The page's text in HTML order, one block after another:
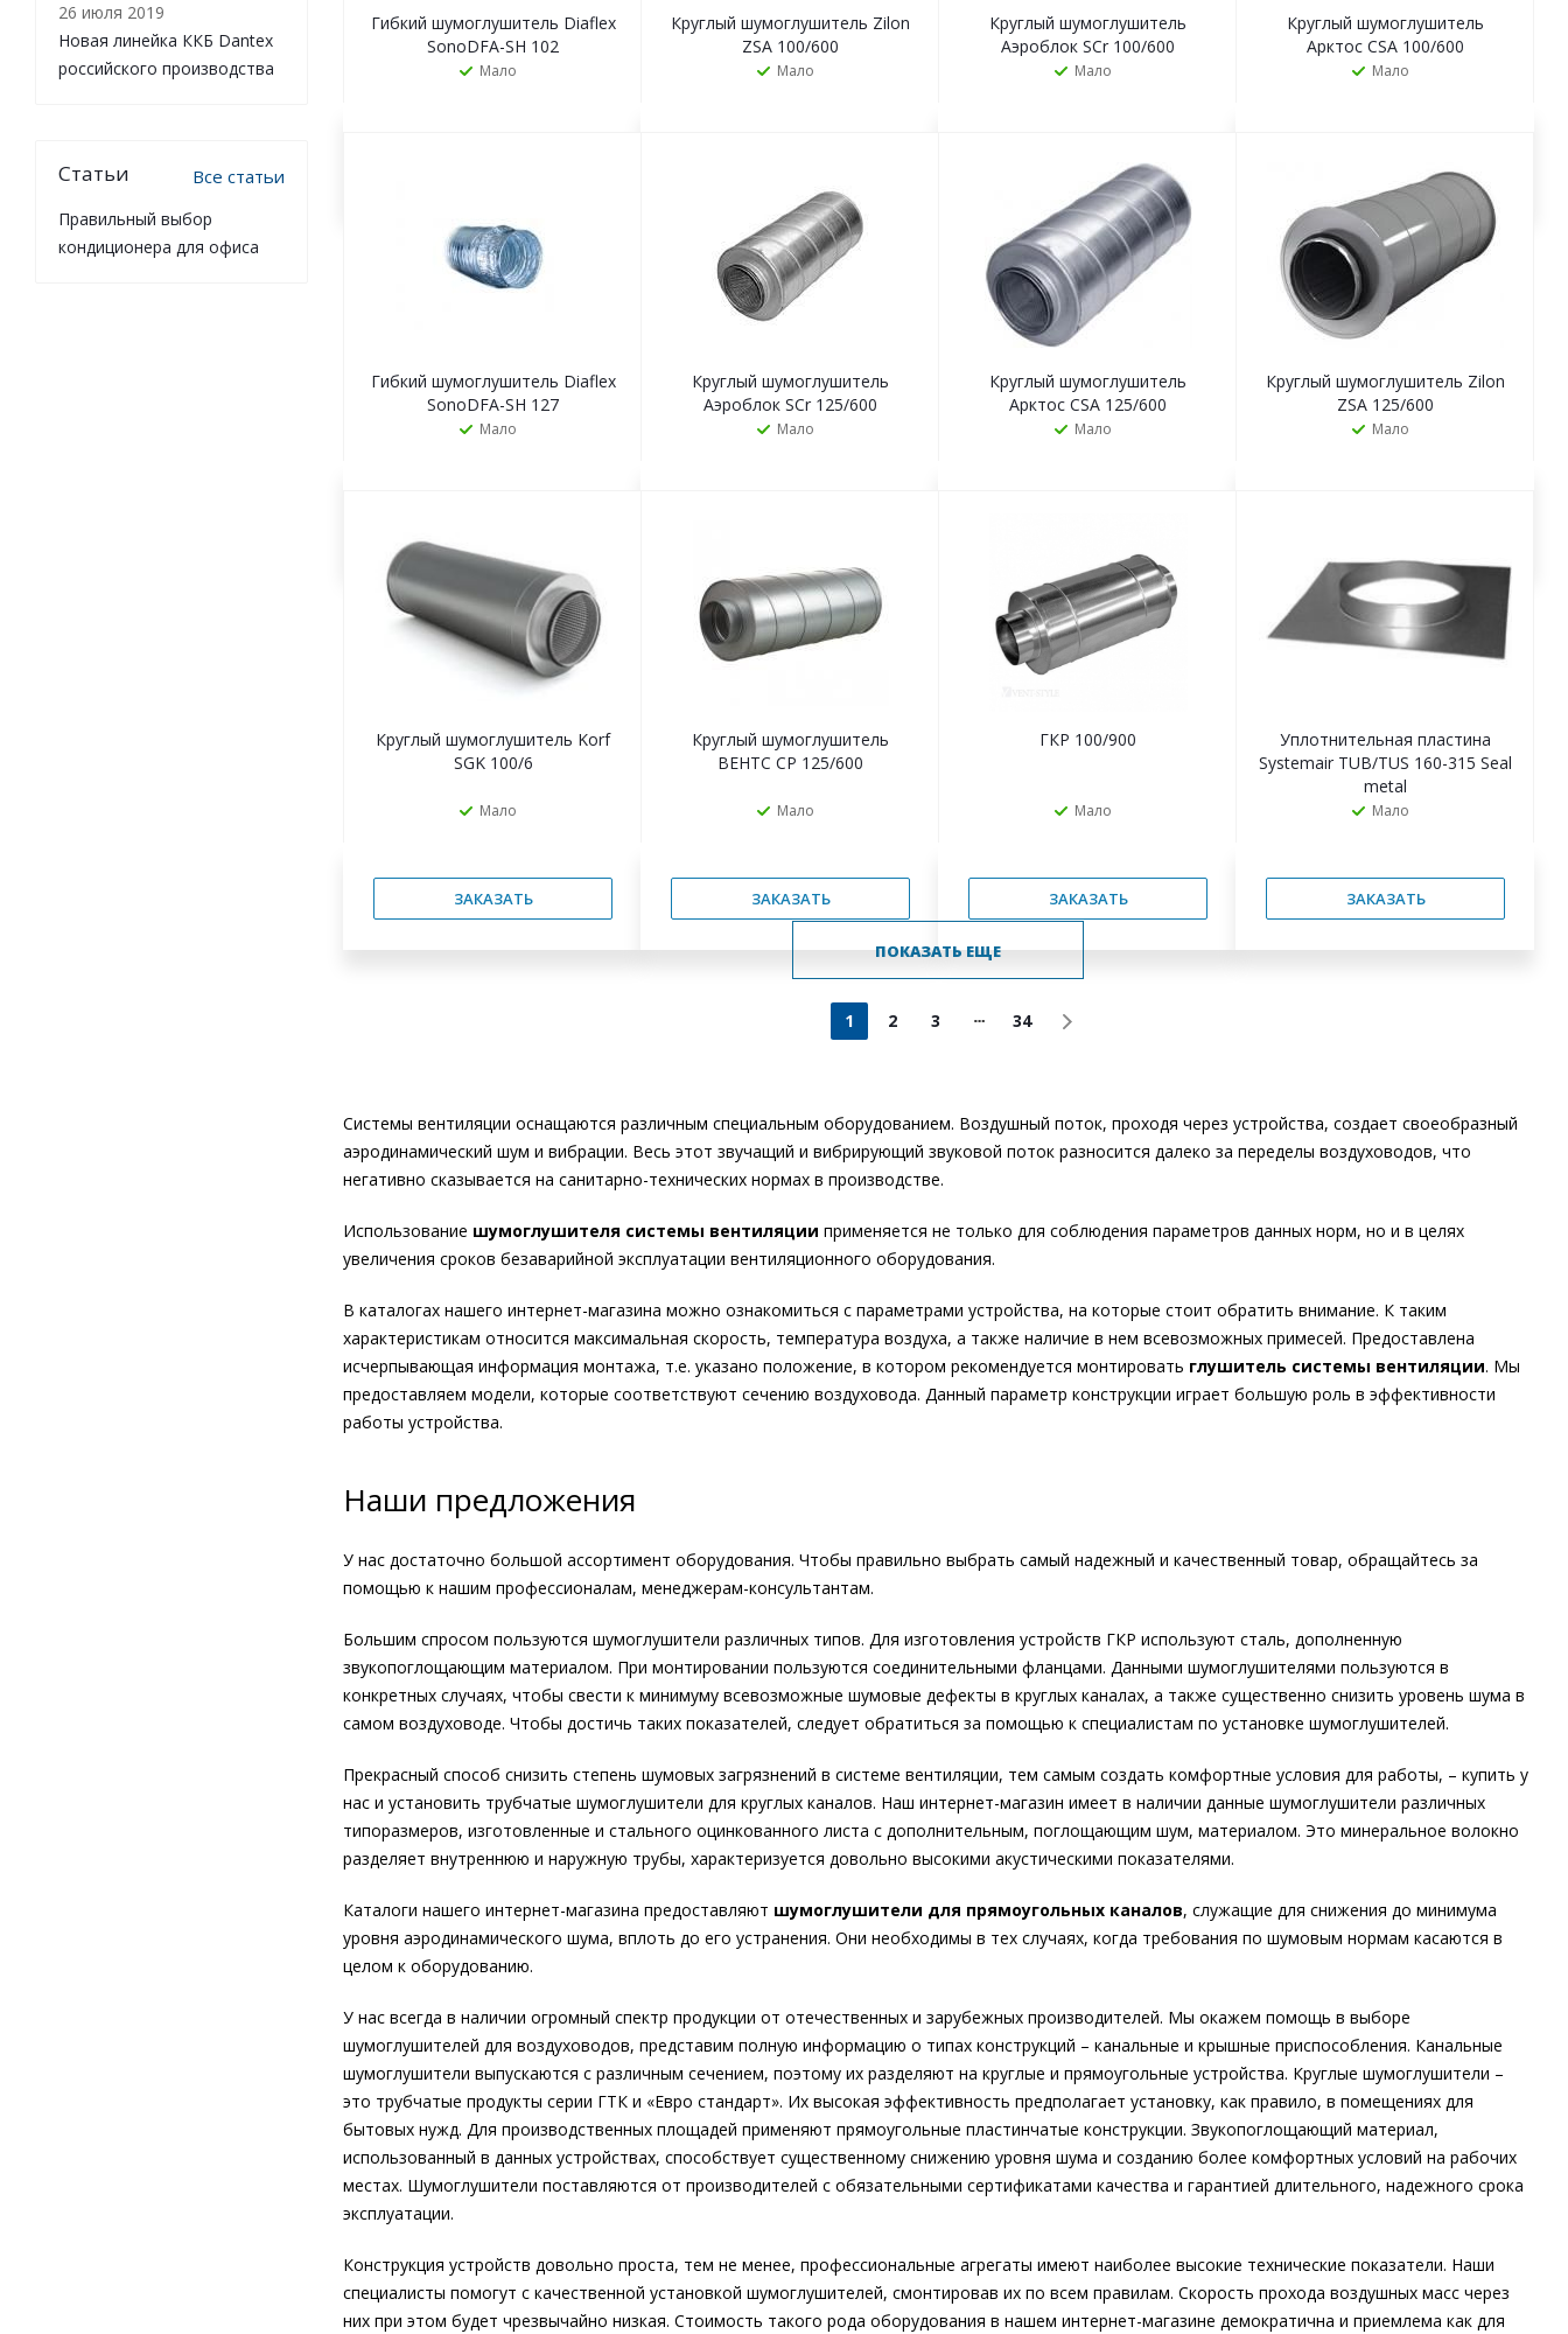
Гибкий шумоглушитель Diaflex
SonoDFA-SH 102
Мало
Круглый шумоглушитель Zilon
ZSA 100/600
Мало
Круглый шумоглушитель
Аэроблок SCr 100/600
Мало
Круглый шумоглушитель
Арктос CSA 100/600
Мало
Гибкий шумоглушитель Diaflex
SonoDFA-SH 127
Мало
Круглый шумоглушитель
Аэроблок SCr 125/600
Мало
Круглый шумоглушитель
Арктос CSA 125/600
Мало
Круглый шумоглушитель Zilon
ZSA 125/600
Мало
Круглый шумоглушитель Korf
SGK 100/6
Мало
ЗАКАЗАТЬ
Круглый шумоглушитель
ВЕНТС СР 125/600
Мало
ЗАКАЗАТЬ
ГКР 100/900
Мало
ЗАКАЗАТЬ
Уплотнительная пластина
Systemair TUB/TUS 160-315 Seal
metal
Мало
ЗАКАЗАТЬ
ПОКАЗАТЬ ЕЩЕ
1 2 3 34
Системы вентиляции оснащаются различным специальным оборудованием. Воздушный поток, проходя через устройства, создает своеобразный
аэродинамический шум и вибрации. Весь этот звучащий и вибрирующий звуковой поток разносится далеко за переделы воздуховодов, что
негативно сказывается на санитарно-технических нормах в производстве.
Использование шумоглушителя системы вентиляции применяется не только для соблюдения параметров данных норм, но и в целях
увеличения сроков безаварийной эксплуатации вентиляционного оборудования.
В каталогах нашего интернет-магазина можно ознакомиться с параметрами устройства, на которые стоит обратить внимание. К таким
характеристикам относится максимальная скорость, температура воздуха, а также наличие в нем всевозможных примесей. Предоставлена
исчерпывающая информация монтажа, т.е. указано положение, в котором рекомендуется монтировать глушитель системы вентиляции. Мы
предоставляем модели, которые соответствуют сечению воздуховода. Данный параметр конструкции играет большую роль в эффективности
работы устройства.
Наши предложения
У нас достаточно большой ассортимент оборудования. Чтобы правильно выбрать самый надежный и качественный товар, обращайтесь за
помощью к нашим профессионалам, менеджерам-консультантам.
Большим спросом пользуются шумоглушители различных типов. Для изготовления устройств ГКР используют сталь, дополненную
звукопоглощающим материалом. При монтировании пользуются соединительными фланцами. Данными шумоглушителями пользуются в
конкретных случаях, чтобы свести к минимуму всевозможные шумовые дефекты в круглых каналах, а также существенно снизить уровень шума в
самом воздуховоде. Чтобы достичь таких показателей, следует обратиться за помощью к специалистам по установке шумоглушителей.
Прекрасный способ снизить степень шумовых загрязнений в системе вентиляции, тем самым создать комфортные условия для работы, – купить у
нас и установить трубчатые шумоглушители для круглых каналов. Наш интернет-магазин имеет в наличии данные шумоглушители различных
типоразмеров, изготовленные и стального оцинкованного листа с дополнительным, поглощающим шум, материалом. Это минеральное волокно
разделяет внутреннюю и наружную трубы, характеризуется довольно высокими акустическими показателями.
Каталоги нашего интернет-магазина предоставляют шумоглушители для прямоугольных каналов, служащие для снижения до минимума
уровня аэродинамического шума, вплоть до его устранения. Они необходимы в тех случаях, когда требования по шумовым нормам касаются в
целом к оборудованию.
У нас всегда в наличии огромный спектр продукции от отечественных и зарубежных производителей. Мы окажем помощь в выборе
шумоглушителей для воздуховодов, представим полную информацию о типах конструкций – канальные и крышные приспособления. Канальные
шумоглушители выпускаются с различным сечением, поэтому их разделяют на круглые и прямоугольные устройства. Круглые шумоглушители –
это трубчатые продукты серии ГТК и «Евро стандарт». Их высокая эффективность предполагает установку, как правило, в помещениях для
бытовых нужд. Для производственных площадей применяют прямоугольные пластинчатые конструкции. Звукопоглощающий материал,
использованный в данных устройствах, способствует существенному снижению уровня шума и созданию более комфортных условий на рабочих
местах. Шумоглушители поставляются от производителей с обязательными сертификатами качества и гарантией длительного, надежного срока
эксплуатации.
Конструкция устройств довольно проста, тем не менее, профессиональные агрегаты имеют наиболее высокие технические показатели. Наши
специалисты помогут с качественной установкой шумоглушителей, смонтировав их по всем правилам. Скорость прохода воздушных масс через
них при этом будет чрезвычайно низкая. Стоимость такого рода оборудования в нашем интернет-магазине демократична и приемлема как для
26 июля 2019
Новая линейка ККБ Dantex
российского производства
Статьи Все статьи
Правильный выбор
кондиционера для офиса